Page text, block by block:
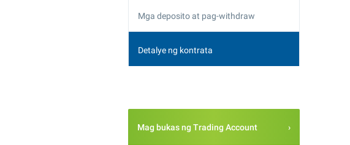
Mga deposito at pag-withdraw
Detalye ng kontrata
Mag bukas ng Trading Account